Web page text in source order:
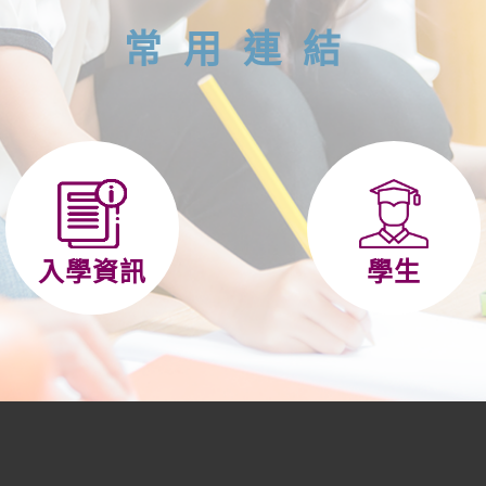
常用連結
入學資訊 學生